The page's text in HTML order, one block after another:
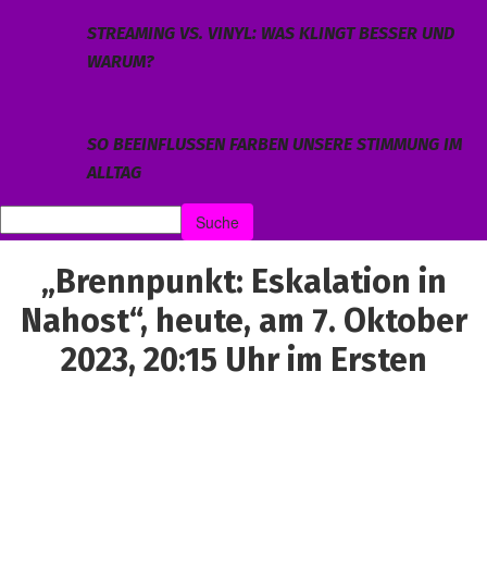
STREAMING VS. VINYL: WAS KLINGT BESSER UND
WARUM?
SO BEEINFLUSSEN FARBEN UNSERE STIMMUNG IM
ALLTAG
„Brennpunkt: Eskalation in
Nahost“, heute, am 7. Oktober
2023, 20:15 Uhr im Ersten